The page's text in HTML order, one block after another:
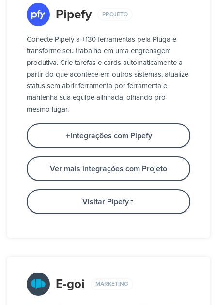
Pipefy PROJETO
Conecte Pipefy a +130 ferramentas pela Pluga e
transforme seu trabalho em uma engrenagem
produtiva. Crie tarefas e cards automaticamente a
partir do que acontece em outros sistemas, atualize
status sem abrir ferramenta por ferramenta e
mantenha sua equipe alinhada, olhando pro
mesmo lugar.
Integrações com Pipefy
Ver mais integrações com Projeto
Visitar Pipefy
E-goi MARKETING